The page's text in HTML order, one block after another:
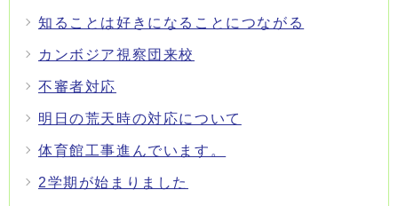
知ることは好きになることにつながる
カンボジア視察団来校
不審者対応
明日の荒天時の対応について
体育館工事進んでいます。
2学期が始まりました